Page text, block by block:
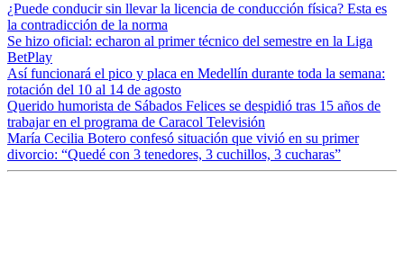
¿Puede conducir sin llevar la licencia de conducción física? Esta es
la contradicción de la norma
Se hizo oficial: echaron al primer técnico del semestre en la Liga
BetPlay
Así funcionará el pico y placa en Medellín durante toda la semana:
rotación del 10 al 14 de agosto
Querido humorista de Sábados Felices se despidió tras 15 años de
trabajar en el programa de Caracol Televisión
María Cecilia Botero confesó situación que vivió en su primer
divorcio: “Quedé con 3 tenedores, 3 cuchillos, 3 cucharas”